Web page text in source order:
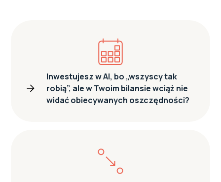
Inwestujesz w AI, bo „wszyscy tak
robią”, ale w Twoim bilansie wciąż nie
widać obiecywanych oszczędności?